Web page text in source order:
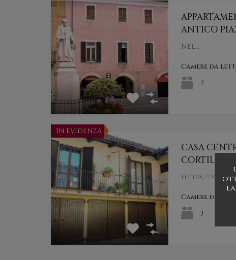
ANTICO
Nel…
Camere da
2
In evidenza
CASA
CORTILE
https://
Camere da
3